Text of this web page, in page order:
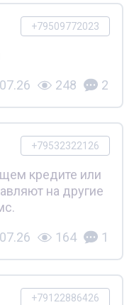
+79509772023
248 2
+79532322126
кредите или
на другие
164 1
+79122886426